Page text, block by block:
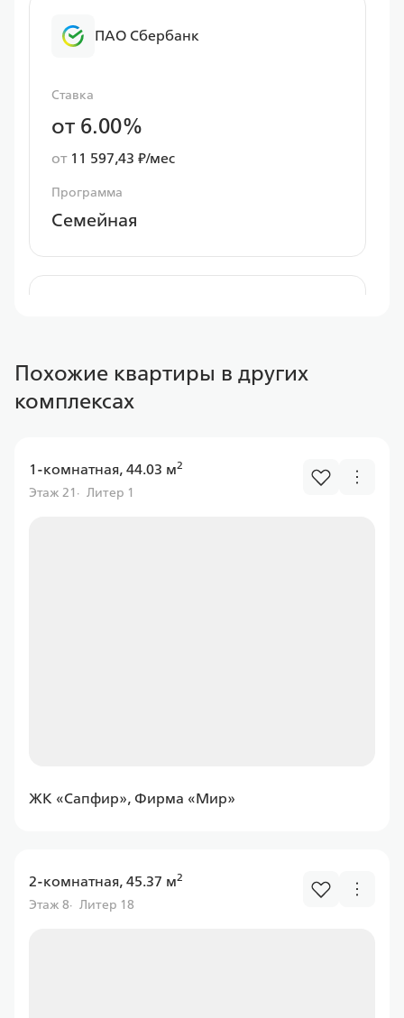
ПАО Сбербанк
Ставка
от 6.00%
от11 597,43 ₽/мес
Программа
Семейная
Ставка
от 6.00%
Программа
Семейная
Россельхоз банк
Похожие квартиры в других
комплексах
1-комнатная, 44.03 м2
Этаж 21 Литер 1
ЖК «Сапфир», Фирма «Мир»
2-комнатная, 45.37 м2
Этаж 8 Литер 18